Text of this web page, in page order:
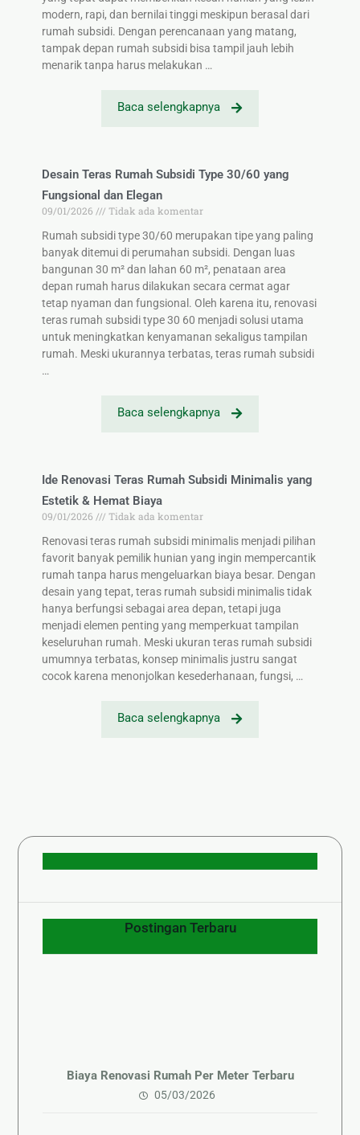
modern, rapi, dan bernilai tinggi meskipun berasal dari
rumah subsidi. Dengan perencanaan yang matang,
tampak depan rumah subsidi bisa tampil jauh lebih
menarik tanpa harus melakukan …
Baca selengkapnya
Desain Teras Rumah Subsidi Type 30/60 yang
Fungsional dan Elegan
09/01/2026
Tidak ada komentar
Rumah subsidi type 30/60 merupakan tipe yang paling
banyak ditemui di perumahan subsidi. Dengan luas
bangunan 30 m² dan lahan 60 m², penataan area
depan rumah harus dilakukan secara cermat agar
tetap nyaman dan fungsional. Oleh karena itu, renovasi
teras rumah subsidi type 30 60 menjadi solusi utama
untuk meningkatkan kenyamanan sekaligus tampilan
rumah. Meski ukurannya terbatas, teras rumah subsidi
…
Baca selengkapnya
Ide Renovasi Teras Rumah Subsidi Minimalis yang
Estetik & Hemat Biaya
09/01/2026
Tidak ada komentar
Renovasi teras rumah subsidi minimalis menjadi pilihan
favorit banyak pemilik hunian yang ingin mempercantik
rumah tanpa harus mengeluarkan biaya besar. Dengan
desain yang tepat, teras rumah subsidi minimalis tidak
hanya berfungsi sebagai area depan, tetapi juga
menjadi elemen penting yang memperkuat tampilan
keseluruhan rumah. Meski ukuran teras rumah subsidi
umumnya terbatas, konsep minimalis justru sangat
cocok karena menonjolkan kesederhanaan, fungsi, …
Baca selengkapnya
Postingan Terbaru
Biaya Renovasi Rumah Per Meter Terbaru
05/03/2026